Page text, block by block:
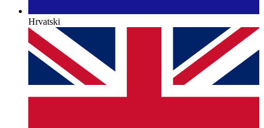
Hrvatski